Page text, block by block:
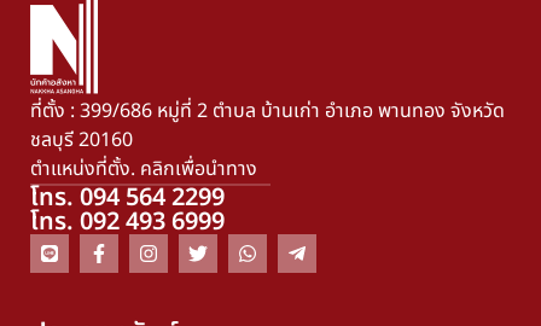
ที่ตั้ง : 399/686 หมู่ที่ 2 ตำบล บ้านเก่า อำเภอ พานทอง จังหวัด
ชลบุรี 20160
ตำแหน่งที่ตั้ง. คลิกเพื่อนำทาง
โทร. 094 564 2299
โทร. 092 493 6999